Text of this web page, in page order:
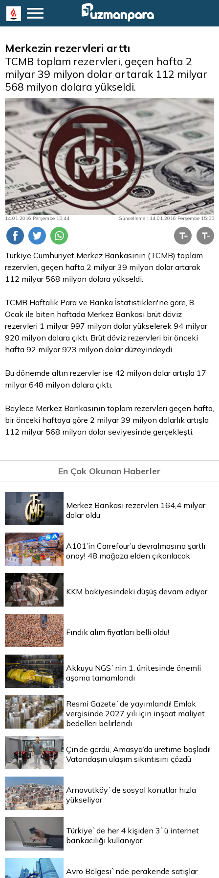
Merkezin rezervleri arttı
TCMB toplam rezervleri, geçen hafta 2
milyar 39 milyon dolar artarak 112 milyar
568 milyon dolara yükseldi.
14.01.2016 Perşembe 15:44 Güncelleme : 14.01.2016 Perşembe 15:55
Türkiye Cumhuriyet Merkez Bankasının (TCMB) toplam
rezervleri, geçen hafta 2 milyar 39 milyon dolarartarak
112 milyar 568 milyon dolara yükseldi.
TCMB Haftalık Para ve Banka İstatistikleri'ne göre, 8
Ocak ile biten haftada Merkez Bankası brüt döviz
rezervleri 1 milyar 997 milyon dolar yükselerek 94 milyar
920 milyon dolara çıktı. Brüt döviz rezervleri bir önceki
hafta 92 milyar 923 milyon dolar düzeyindeydi.
Bu dönemde altın rezervler ise 42 milyon dolar artışla 17
milyar 648 milyon dolara çıktı.
Böylece Merkez Bankasının toplam rezervleri geçen hafta,
bir önceki haftaya göre 2 milyar 39 milyon dolarlık artışla
112 milyar 568 milyon dolar seviyesinde gerçekleşti.
En Çok Okunan Haberler
Merkez Bankası rezervleri 164,4 milyar
dolar oldu
A101’in Carrefour’u devralmasına şartlı
onay! 48 mağaza elden çıkarılacak
KKM bakiyesindeki düşüş devam ediyor
Fındık alım fiyatları belli oldu!
Akkuyu NGS`nin 1. ünitesinde önemli
aşama tamamlandı
Resmi Gazete`de yayımlandı! Emlak
vergisinde 2027 yılı için inşaat maliyet
bedelleri belirlendi
Çin’de gördü, Amasya’da üretime başladı!
Vatandaşın ulaşım sıkıntısını çözdü
Arnavutköy`de sosyal konutlar hızla
yükseliyor
Türkiye`de her 4 kişiden 3`ü internet
bankacılığı kullanıyor
Avro Bölgesi`nde perakende satışlar